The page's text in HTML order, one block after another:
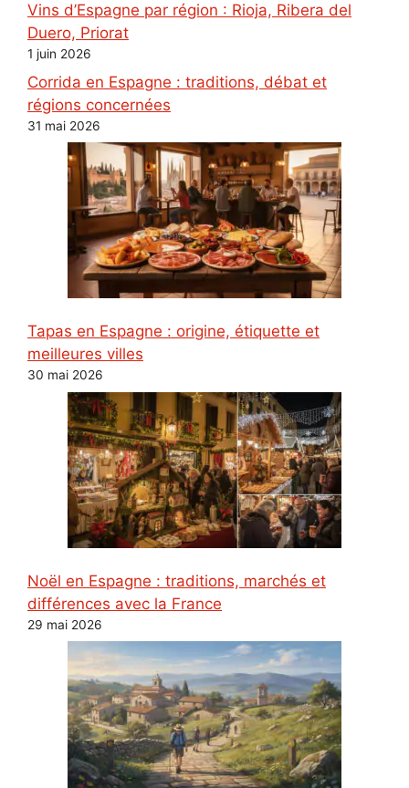
Vins d’Espagne par région : Rioja, Ribera del
Duero, Priorat
1 juin 2026
Corrida en Espagne : traditions, débat et
régions concernées
31 mai 2026
Tapas en Espagne : origine, étiquette et
meilleures villes
30 mai 2026
Noël en Espagne : traditions, marchés et
différences avec la France
29 mai 2026